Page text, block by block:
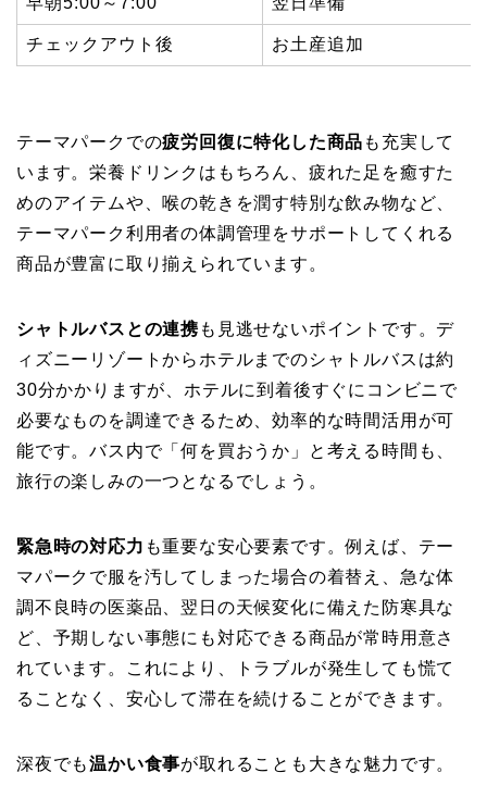
チェックアウト後 お土産追加
テーマパークでの疲労回復に特化した商品 も充実して
います。栄養ドリンクはもちろん、疲れた足を癒すた
めのアイテムや、喉の乾きを潤す特別な飲み物など、
テーマパーク利用者の体調管理をサポートしてくれる
商品が豊富に取り揃えられています。
シャトルバスとの連携 も見逃せないポイントです。デ
ィズニーリゾートからホテルまでのシャトルバスは約
30分かかりますが、ホテルに到着後すぐにコンビニで
必要なものを調達できるため、効率的な時間活用が可
能です。バス内で「何を買おうか」と考える時間も、
旅行の楽しみの一つとなるでしょう。
緊急時の対応力 も重要な安心要素です。例えば、テー
マパークで服を汚してしまった場合の着替え、急な体
調不良時の医薬品、翌日の天候変化に備えた防寒具な
ど、予期しない事態にも対応できる商品が常時用意さ
れています。これにより、トラブルが発生しても慌て
ることなく、安心して滞在を続けることができます。
深夜でも温かい食事が取れることも大きな魅力です。